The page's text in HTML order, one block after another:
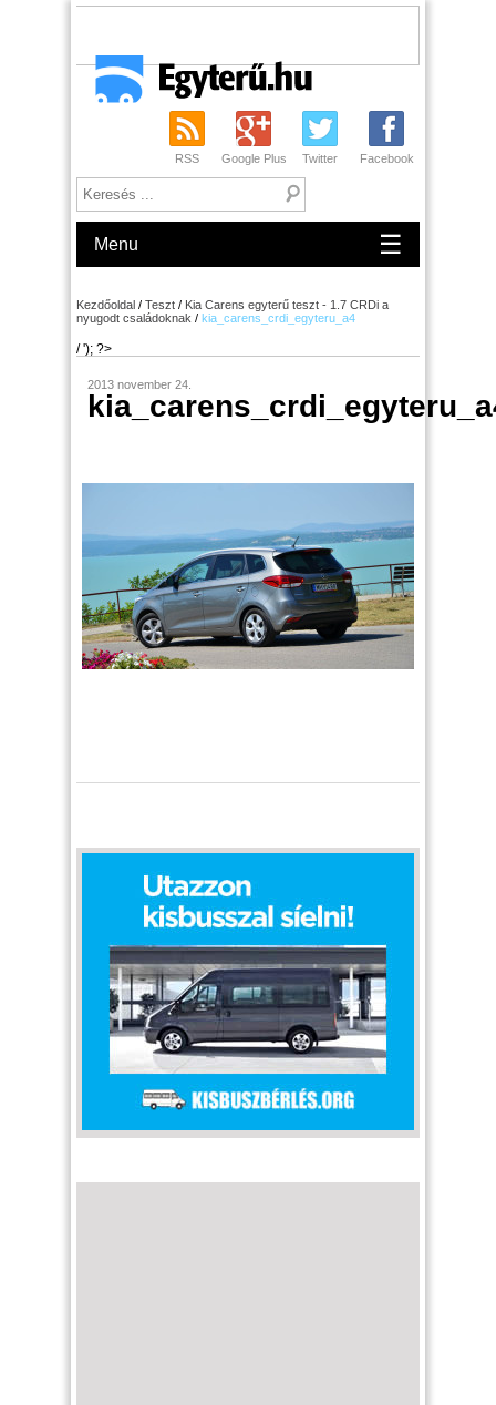
RSS Google Plus Twitter Facebook
Menu ☰
Kezdőoldal / Teszt / Kia Carens egyterű teszt - 1.7 CRDi a
nyugodt családoknak / kia_carens_crdi_egyteru_a4
/ '); ?>
2013 november 24.